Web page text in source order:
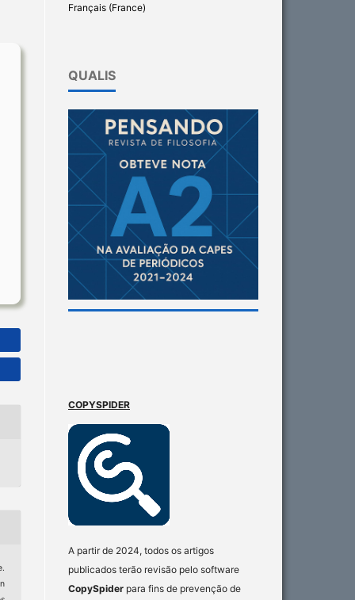
Français (France)
QUALIS
COPYSPIDER
A partir de 2024, todos os artigos
publicados terão revisão pelo software
CopySpider para fins de prevenção de